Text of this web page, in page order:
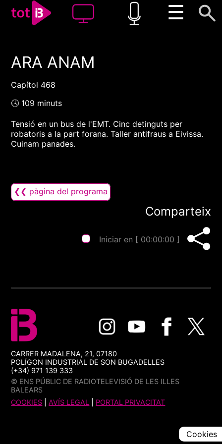
☰
00:00 00:00
ARA ANAM
Capítol 468
🕓 109 minuts
Tensió en un bus de l'EMT. Cinc detinguts per
robatoris a la part forana. Taller antifraus a Eivissa.
Cuinam panades.
❮❮ pàgina del programa
Comparteix
Iniciar en [ 00:00:00 ]
CARRER MADALENA, 21, 07180
POLÍGON INDUSTRIAL DE SON BUGADELLES
(+34) 971 139 333
© ENS PÚBLIC DE RADIOTELEVISIÓ DE LES ILLES
BALEARS
COOKIES |AVÍS LEGAL PORTAL PRIVACITAT
Cookies